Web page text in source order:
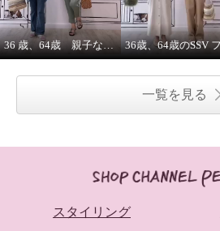
36 歳、64歳 親子な年齢差コーデ
一覧を見る
スタイリング